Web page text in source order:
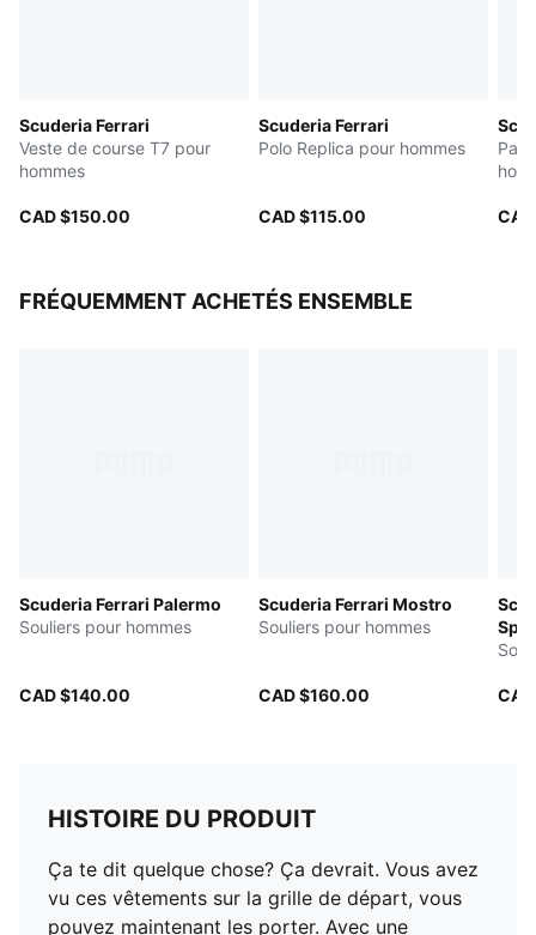
Scuderia Ferrari
Veste de course T7 pour
hommes
CAD $150.00
Scuderia Ferrari
Polo Replica pour hommes
CAD $115.00
FRÉQUEMMENT ACHETÉS ENSEMBLE
Scuderia Ferrari Palermo
Souliers pour hommes
CAD $140.00
Scuderia Ferrari Mostro
Souliers pour hommes
CAD $160.00
HISTOIRE DU PRODUIT
Ça te dit quelque chose? Ça devrait. Vous avez
vu ces vêtements sur la grille de départ, vous
pouvez maintenant les porter. Avec une